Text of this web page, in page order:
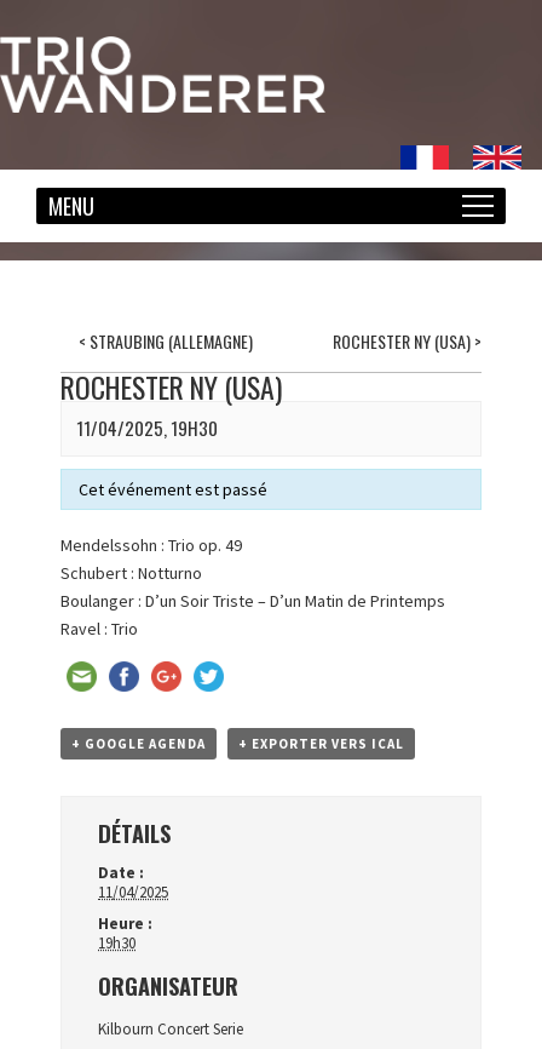
< STRAUBING (ALLEMAGNE) ROCHESTER NY (USA)>
ROCHESTER NY (USA)
11/04/2025, 19H30
Cet événement est passé
Mendelssohn : Trio op. 49
Schubert : Notturno
Boulanger : D’un Soir Triste – D’un Matin de Printemps
Ravel : Trio
+ GOOGLE AGENDA + EXPORTER VERS ICAL
DÉTAILS
Date :
11/04/2025
Heure :
19h30
ORGANISATEUR
Kilbourn Concert Serie